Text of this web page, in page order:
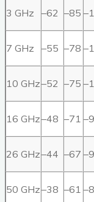
3 GHz –62 –85
7 GHz –55 –78
10 GHz–52 –75
16 GHz–48 –71
26 GHz–44 –67
50 GHz–38 –61